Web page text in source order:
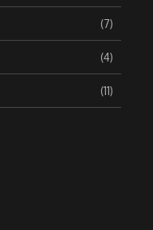
(7)
(4)
(11)